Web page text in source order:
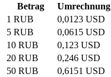
Betrag
Umrechnung
1 RUB
0,0123 USD
5 RUB
0,0615 USD
10 RUB
0,123 USD
20 RUB
0,246 USD
50 RUB
0,6151 USD